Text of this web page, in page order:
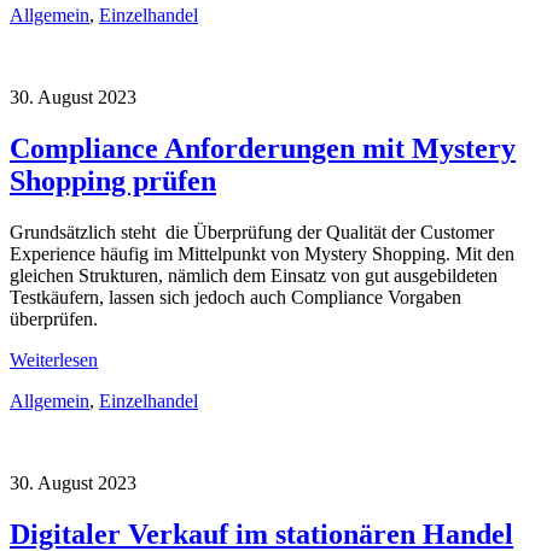
Allgemein, Einzelhandel
30. August 2023
Compliance Anforderungen mit Mystery
Shopping prüfen
Grundsätzlich steht die Überprüfung der Qualität der Customer
Experience häufig im Mittelpunkt von Mystery Shopping. Mit den
gleichen Strukturen, nämlich dem Einsatz von gut ausgebildeten
Testkäufern, lassen sich jedoch auch Compliance Vorgaben
überprüfen.
Weiterlesen
Allgemein, Einzelhandel
30. August 2023
Digitaler Verkauf im stationären Handel